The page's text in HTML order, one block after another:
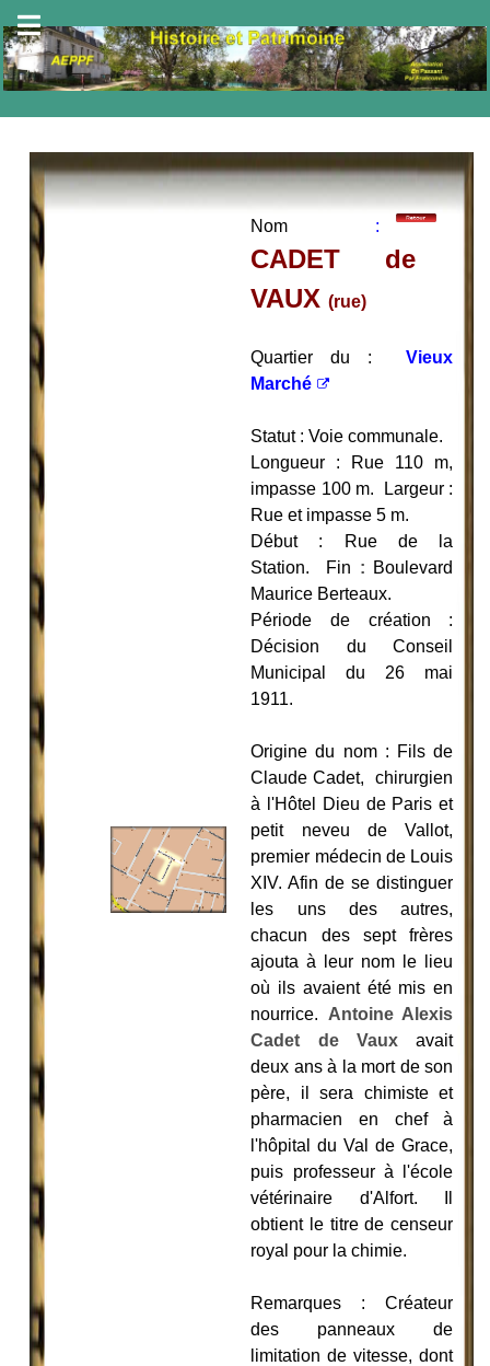
Nom :
CADET de
VAUX(rue)
Quartier du :
Vieux
Marché
Statut : Voie communale.
Longueur : Rue 110 m,
impasse 100 m. Largeur :
Rue et impasse 5 m.
Début : Rue de la
Station. Fin : Boulevard
Maurice Berteaux.
Période de création :
Décision du Conseil
Municipal du 26 mai
1911.
Origine du nom : Fils de
Claude Cadet, chirurgien
à l'Hôtel Dieu de Paris et
petit neveu de Vallot,
premier médecin de Louis
XIV. Afin de se distinguer
les uns des autres,
chacun des sept frères
ajouta à leur nom le lieu
où ils avaient été mis en
nourrice. Antoine Alexis
Cadet de Vauxavait
deux ans à la mort de son
père, il sera chimiste et
pharmacien en chef à
l'hôpital du Val de Grace,
puis professeur à l'école
vétérinaire d'Alfort. Il
obtient le titre de censeur
royal pour la chimie.
Remarques : Créateur
des panneaux de
limitation de vitesse, dont